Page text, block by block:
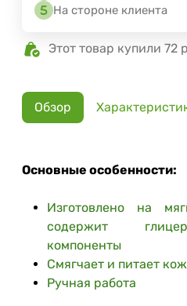
На стороне клиента
Этот товар купили 72
Обзор
Основные особенности:
Изготовлено на
содержит
компоненты
Смягчает и питает
Ручная работа